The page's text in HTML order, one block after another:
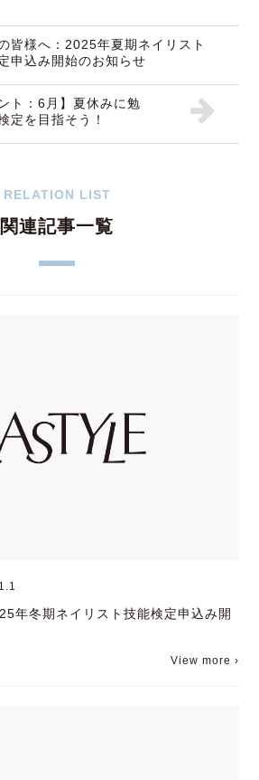
皆様へ：2025年夏期ネイリスト
申込み開始のお知らせ
ト：6月】夏休みに勉
定を目指そう！
RELATION LIST
関連記事一覧
年冬期ネイリスト技能検定申込み開
View more ›